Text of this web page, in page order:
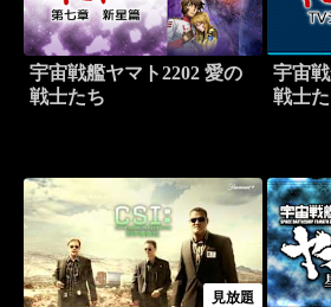
宇宙戦艦ヤマト2202 愛の
戦士たち
宇宙
戦士
見放題